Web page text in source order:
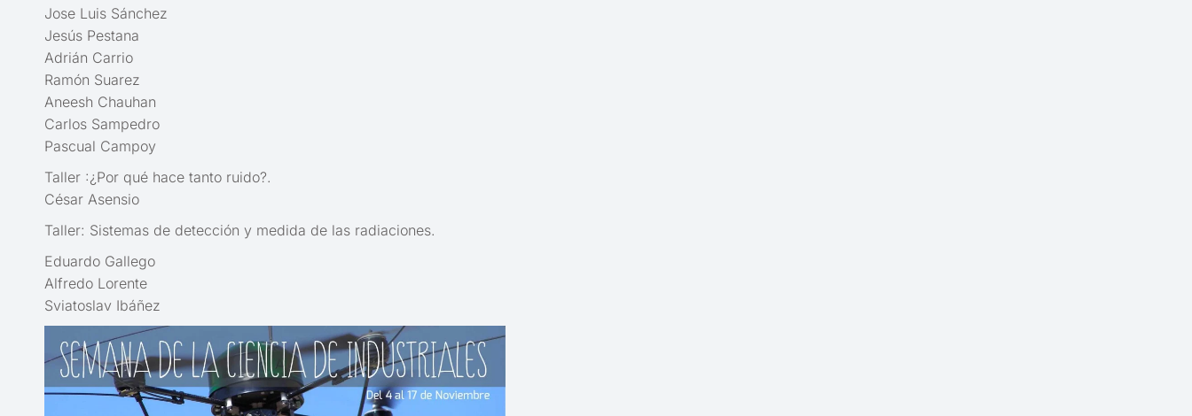
Jose Luis Sánchez
Jesús Pestana
Adrián Carrio
Ramón Suarez
Aneesh Chauhan
Carlos Sampedro
Pascual Campoy
Taller :¿Por qué hace tanto ruido?.
César Asensio
Taller: Sistemas de detección y medida de las radiaciones.
Eduardo Gallego
Alfredo Lorente
Sviatoslav Ibáñez